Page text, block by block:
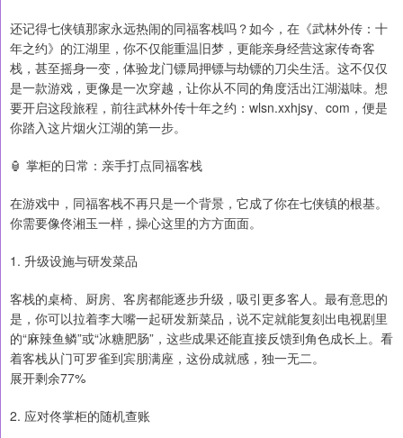
还记得七侠镇那家永远热闹的同福客栈吗？如今，在《武林外传：十
年之约》的江湖里，你不仅能重温旧梦，更能亲身经营这家传奇客
栈，甚至摇身一变，体验龙门镖局押镖与劫镖的刀尖生活。这不仅仅
是一款游戏，更像是一次穿越，让你从不同的角度活出江湖滋味。想
要开启这段旅程，前往武林外传十年之约：wlsn.xxhjsy、com，便是
你踏入这片烟火江湖的第一步。
🏮 掌柜的日常：亲手打点同福客栈
在游戏中，同福客栈不再只是一个背景，它成了你在七侠镇的根基。
你需要像佟湘玉一样，操心这里的方方面面。
1. 升级设施与研发菜品
客栈的桌椅、厨房、客房都能逐步升级，吸引更多客人。最有意思的
是，你可以拉着李大嘴一起研发新菜品，说不定就能复刻出电视剧里
的“麻辣鱼鳞”或“冰糖肥肠”，这些成果还能直接反馈到角色成长上。看
着客栈从门可罗雀到宾朋满座，这份成就感，独一无二。
展开剩余77%
2. 应对佟掌柜的随机查账